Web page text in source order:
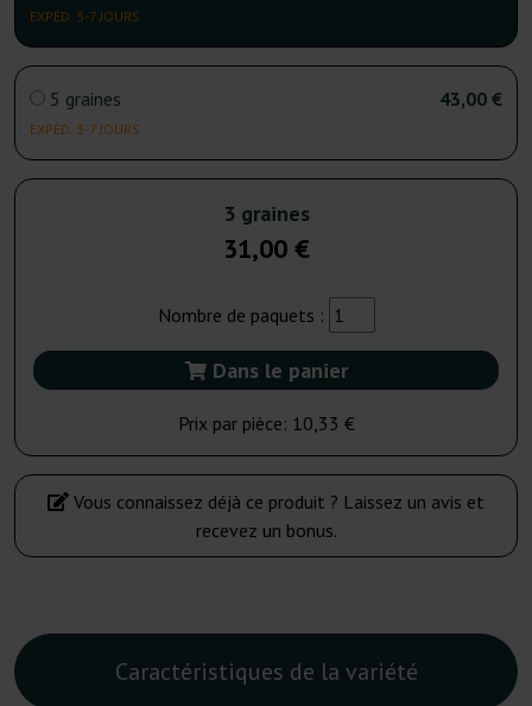
EXPÉD. 3-7 JOURS
5 graines
EXPÉD. 3-7 JOURS
43,00 €
3 graines
31,00 €
Nombre de paquets :
Dans le panier
Prix par pièce: 10,33 €
Vous connaissez déjà ce produit ? Laissez un avis et
recevez un bonus.
Caractéristiques de la variété